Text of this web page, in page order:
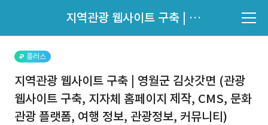
지역관광 웹사이트 구축 | 영월군 김삿갓면 (관광 웹사이트 구축, 지자체 홈페이지 제작, CMS, 문화관광 플랫폼, 여행 정보, 관광정보, 커뮤니티)
지원자 목록 바로가기
플러스
지역관광 웹사이트 구축 | 영월군 김삿갓면 (관광
웹사이트 구축, 지자체 홈페이지 제작, CMS, 문화
관광 플랫폼, 여행 정보, 관광정보, 커뮤니티)